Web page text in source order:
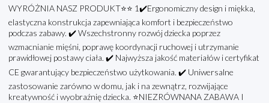
WYRÓŻNIA NASZ PRODUKT⭐⭐ 1✔️Ergonomiczny design i miękka,
elastyczna konstrukcja zapewniająca komfort i bezpieczeństwo
podczas zabawy. ✔️ Wszechstronny rozwój dziecka poprzez
wzmacnianie mięśni, poprawę koordynacji ruchowej i utrzymanie
prawidłowej postawy ciała. ✔️ Najwyższa jakość materiałów i certyfikat
CE gwarantujący bezpieczeństwo użytkowania. ✔️ Uniwersalne
zastosowanie zarówno w domu, jak i na zewnątrz, rozwijające
kreatywność i wyobraźnię dziecka. ⭐NIEZRÓWNANA ZABAWA I